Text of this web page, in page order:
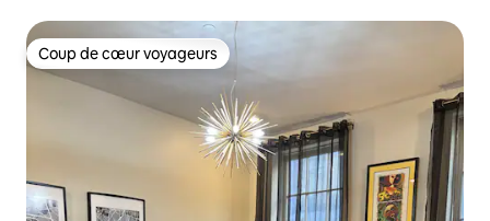
Coup de cœur voyageurs
Coup de cœur voyageurs